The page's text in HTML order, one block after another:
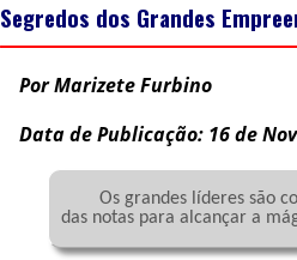
Segredos dos Grandes
Por Marizete Furbino
Data de Publicação: 16 de
das notas para alcançar a